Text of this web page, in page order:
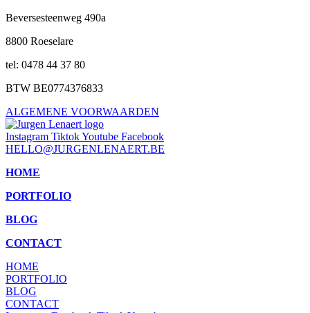
Beversesteenweg 490a
8800 Roeselare
tel: 0478 44 37 80
BTW BE0774376833
ALGEMENE VOORWAARDEN
Instagram TiktokYoutube Facebook
HELLO@JURGENLENAERT.BE
HOME
PORTFOLIO
BLOG
CONTACT
HOME
PORTFOLIO
BLOG
CONTACT